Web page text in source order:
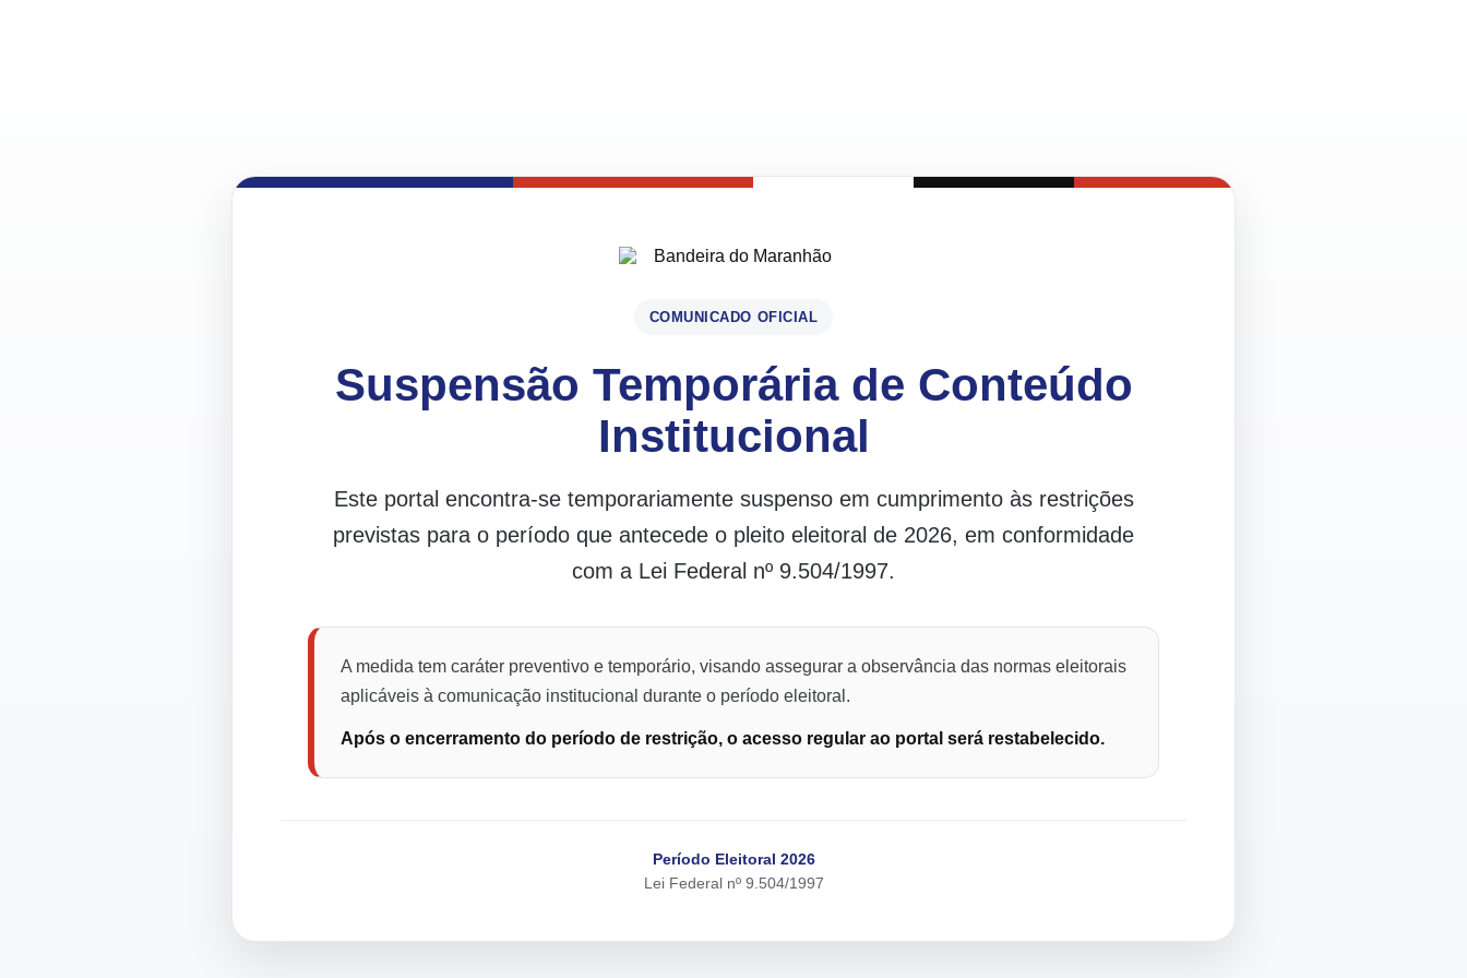
COMUNICADO OFICIAL
Suspensão Temporária de Conteúdo
Institucional
Este portal encontra-se temporariamente suspenso em cumprimento às restrições
previstas para o período que antecede o pleito eleitoral de 2026, em conformidade
com a Lei Federal nº 9.504/1997.
A medida tem caráter preventivo e temporário, visando assegurar a observância das normas eleitorais
aplicáveis à comunicação institucional durante o período eleitoral.
Após o encerramento do período de restrição, o acesso regular ao portal será restabelecido.
Período Eleitoral 2026
Lei Federal nº 9.504/1997